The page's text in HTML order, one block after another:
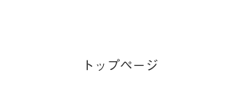
トップページ